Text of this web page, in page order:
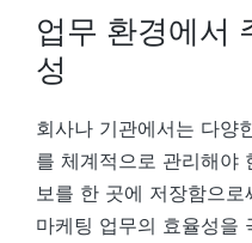
업무 환경에서
성
회사나 기관에서는 다양
를 체계적으로 관리해야
보를 한 곳에 저장함으
마케팅 업무의 효율성을